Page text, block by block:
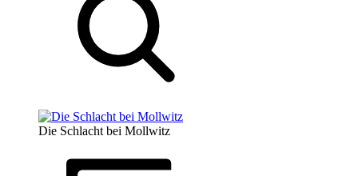
Die Schlacht bei Mollwitz